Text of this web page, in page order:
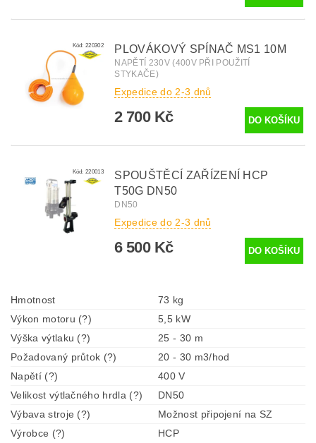
Kód:220302 PLOVÁKOVÝ SPÍNAČ MS1 10M
NAPĚTÍ 230V (400V PŘI POUŽITÍ
STYKAČE)
Expedice do 2-3 dnů
2 700 Kč
Kód:220013
SPOUŠTĚCÍ ZAŘÍZENÍ HCP
T50G DN50
DN50
Expedice do 2-3 dnů
6 500 Kč
Hmotnost
73 kg
Výkon motoru (?)
5,5 kW
Výška výtlaku (?)
25 - 30 m
Požadovaný průtok (?)
20 - 30 m3/hod
Napětí (?)
400 V
Velikost výtlačného hrdla (?)
DN50
Výbava stroje (?)
Možnost připojení na SZ
Výrobce (?)
HCP